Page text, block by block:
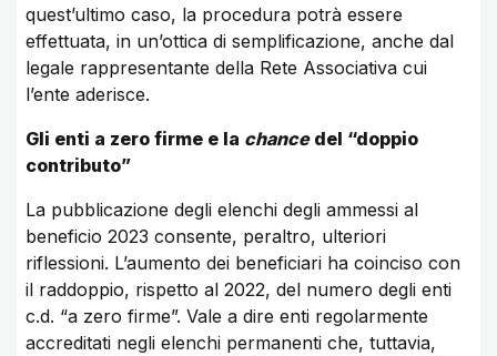
quest’ultimo caso, la procedura potrà essere
effettuata, in un’ottica di semplificazione, anche dal
legale rappresentante della Rete Associativa cui
l’ente aderisce.
Gli enti a zero firme e la chancedel “doppio
contributo”
La pubblicazione degli elenchi degli ammessi al
beneficio 2023 consente, peraltro, ulteriori
riflessioni. L’aumento dei beneficiari ha coinciso con
il raddoppio, rispetto al 2022, del numero degli enti
c.d. “a zero firme”. Vale a dire enti regolarmente
accreditati negli elenchi permanenti che, tuttavia,